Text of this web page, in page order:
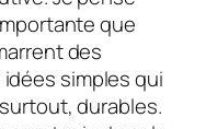
que
des
simples qui
durables.